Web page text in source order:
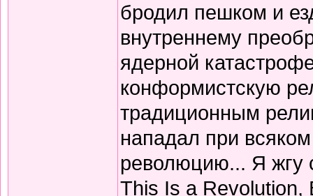
бродил пешком и
внутреннему
ядерной
конформистскую
традиционным
нападал при
революцию... Я жгу
This Is a Revolution,